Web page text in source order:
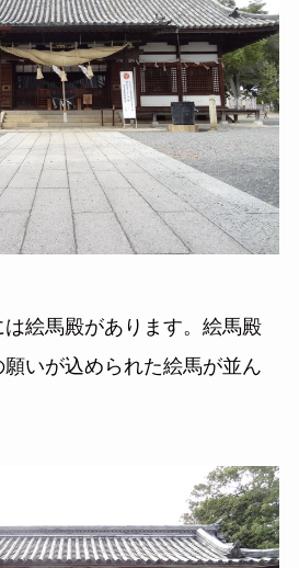
絵馬殿があります。絵馬殿
いが込められた絵馬が並ん